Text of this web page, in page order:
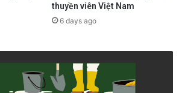
thuyền viên Việt Nam
6 days ago